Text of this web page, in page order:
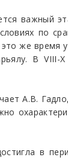
важный
по
это же время
В VIII-
А.В.
в